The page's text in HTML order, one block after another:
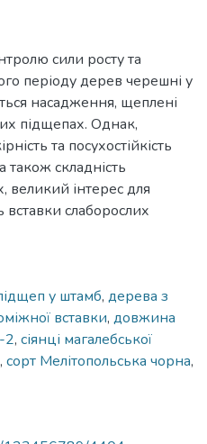
сили росту та
періоду дерев черешні у
насадження, щеплені
підщепах. Однак,
та посухостійкість
складність
інтерес для
слаборослих
у штамб, дерева з
вставки, довжина
2, сіянці магалебської
, сорт Мелітопольська чорна,